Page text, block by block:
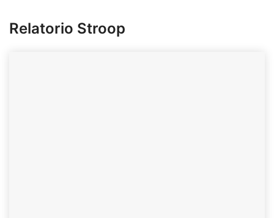
Relatorio Stroop